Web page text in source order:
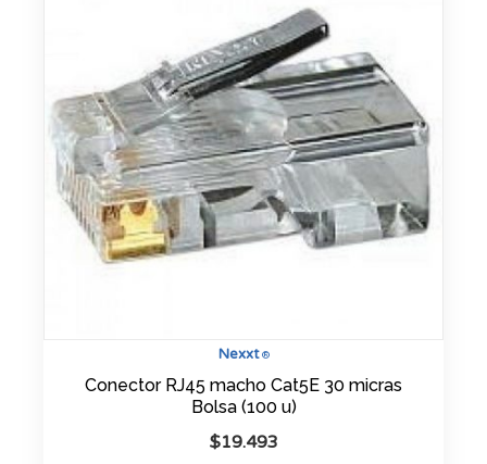
Nexxt®
Conector RJ45 macho Cat5E 30 micras
Bolsa (100 u)
$19.493